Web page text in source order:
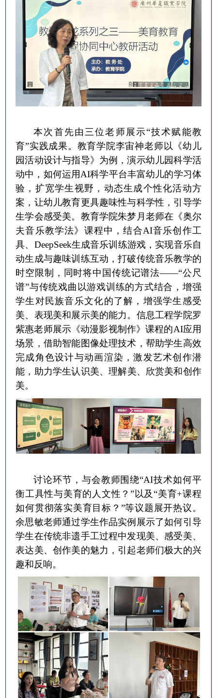
本次首先由三位老师展示“技术赋能教
育”实践成果。 教育学院李宙神老师以《幼儿
园活动设计与指导》为例，演示幼儿园科学活
动中，如何运用AI科学平台丰富幼儿的学习体
验，扩宽学生视野 ，动态生成个性化活动方
案，让幼儿教育更具趣味性与科学性 ， 引导学
生学会感受美。 教育学院朱梦月 老师在《奥尔
夫音乐教学法》课程中，结合AI音乐创作工
具、 DeepSeek生成音乐训练游戏 ，实现音乐自
动生成与趣味训练互动 ，打破传统音乐教学的
时空限制
， 同时将中国传统记谱法——“公尺
谱”与传统戏曲以游戏训练的方式结合，增强
学生对民族音乐文化的了解，增强学生感受
美、表现美和展示美的能力。 信息工程学院罗
紫惠老师展示《动漫影视制作》课程的AI应用
场景，借助智能图像处理技术，帮助学生高效
完成角色设计与动画渲染，激发艺术创作潜
能 ， 助力学生认识美、理解美、欣赏美和创作
美。
讨论环节， 与会教师围绕“AI技术如何平
衡工具性与美育的人文性？”以及 “美育+课程
如何贯彻落实美育目标？”等议题展开热议。
余思敏老师通过学生作品实例展示了如何引导
学生在传统非遗手工过程中发现美、感受美、
表达美、创作美的魅力，引起老师们极大的兴
趣和反响。